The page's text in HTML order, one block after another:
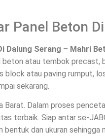
Panel Beton
Dalung Serang – Mahri
beton atau tembok precast,
atau paving rumput,
sekarang.
Dalam proses
terbaik. Siap antar se-
bentuk dan ukuran sehingga